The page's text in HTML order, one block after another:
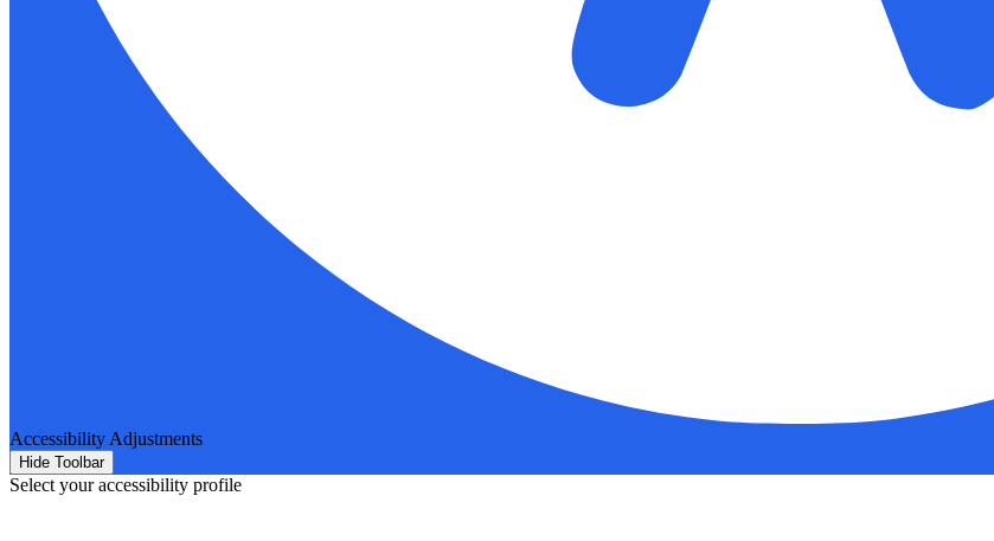
Accessibility Adjustments
Hide Toolbar
Select your accessibility profile